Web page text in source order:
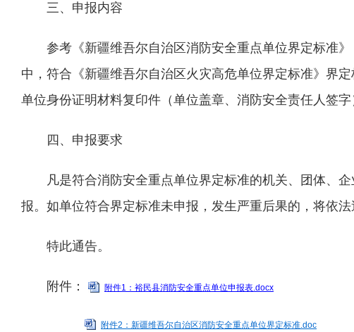
三、申报内容
参考《新疆维吾尔自治区消防安全重点单位界定标准
中，符合《新疆维吾尔自治区火灾高危单位界定标准》界
单位身份证明材料复印件（单位盖章、消防安全责任人签字
四、申报要求
凡是符合消防安全重点单位界定标准的机关、团体、
报。如单位符合界定标准未申报，发生严重后果的，将依法
特此通告。
附件： 附件1：裕民县消防安全重点单位申报表.docx
附件2：新疆维吾尔自治区消防安全重点单位界定标准.doc